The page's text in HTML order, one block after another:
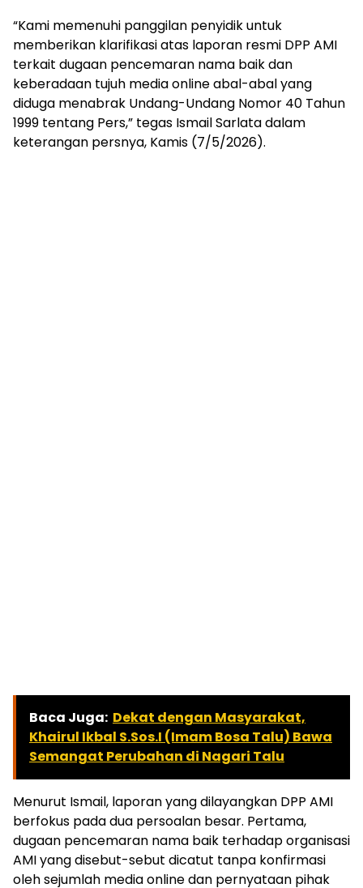
“Kami memenuhi panggilan penyidik untuk
memberikan klarifikasi atas laporan resmi DPP AMI
terkait dugaan pencemaran nama baik dan
keberadaan tujuh media online abal-abal yang
diduga menabrak Undang-Undang Nomor 40 Tahun
1999 tentang Pers,” tegas Ismail Sarlata dalam
keterangan persnya, Kamis (7/5/2026).
Baca Juga: Dekat dengan Masyarakat,
Khairul Ikbal S.Sos.I (Imam Bosa Talu) Bawa
Semangat Perubahan di Nagari Talu
Menurut Ismail, laporan yang dilayangkan DPP AMI
berfokus pada dua persoalan besar. Pertama,
dugaan pencemaran nama baik terhadap organisasi
AMI yang disebut-sebut dicatut tanpa konfirmasi
oleh sejumlah media online dan pernyataan pihak